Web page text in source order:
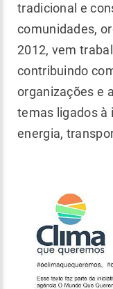
tradicional e
comunidades,
2012, vem
contribuindo
organizações e
temas ligados à
energia,